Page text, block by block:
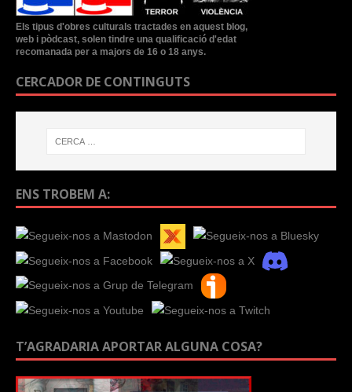
Els tipus d'obres culturals tractades en aquest blog,
web i pòdcast, solen tindre una qualificació d'edat
recomanada per a majors de 16 o 18 anys.
CERCADOR DE CONTINGUTS
ENS TROBEM A:
T’AGRADARIA APORTAR ALGUNA COSA?